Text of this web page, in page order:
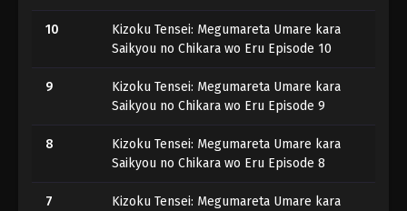
10
Kizoku Tensei: Megumareta Umare kara
Saikyou no Chikara wo Eru Episode 10
9
Kizoku Tensei: Megumareta Umare kara
Saikyou no Chikara wo Eru Episode 9
8
Kizoku Tensei: Megumareta Umare kara
Saikyou no Chikara wo Eru Episode 8
7
Kizoku Tensei: Megumareta Umare kara